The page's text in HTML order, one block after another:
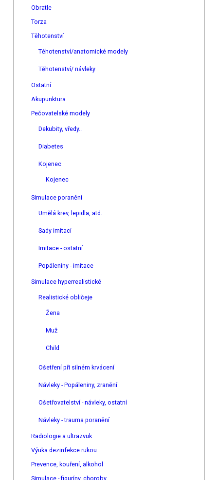
Obratle
Torza
Těhotenství
Těhotenství/anatomické modely
Těhotenství/ návleky
Ostatní
Akupunktura
Pečovatelské modely
Dekubity, vředy..
Diabetes
Kojenec
Kojenec
Simulace poranění
Umělá krev, lepidla, atd.
Sady imitací
Imitace - ostatní
Popáleniny - imitace
Simulace hyperrealistické
Realistické obličeje
Žena
Muž
Child
Ošetření při silném krvácení
Návleky - Popáleniny, zranění
Ošetřovatelství - návleky, ostatní
Návleky - trauma poranění
Radiologie a ultrazvuk
Výuka dezinfekce rukou
Prevence, kouření, alkohol
Simulace - figuríny, choroby